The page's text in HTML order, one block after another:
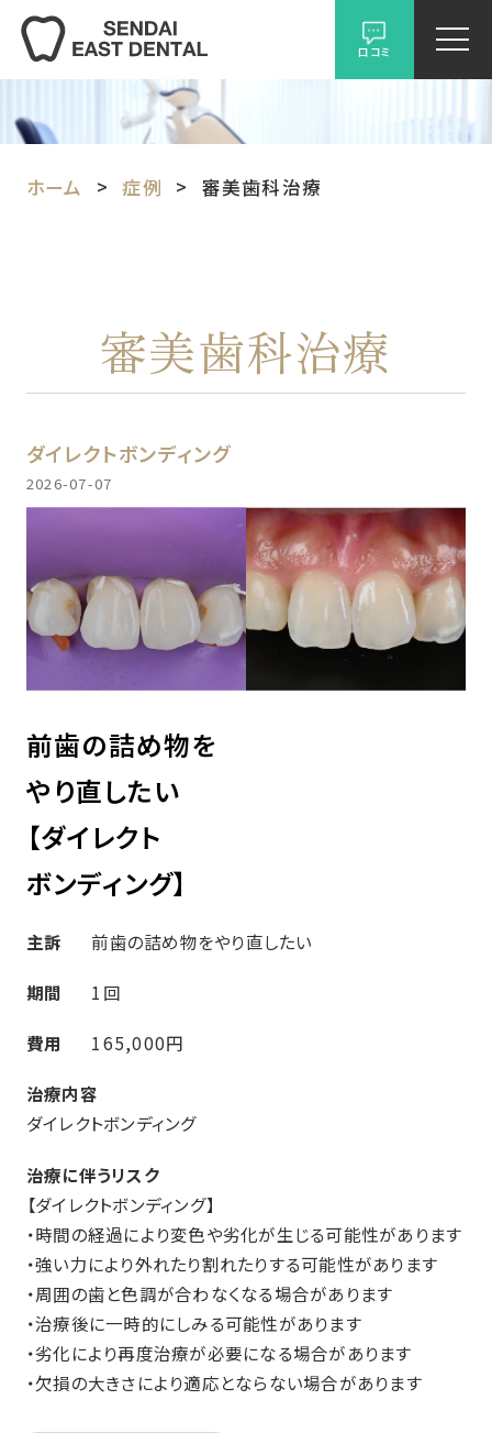
口コミ
ホーム 症例 審美歯科治療
審美歯科治療
ダイレクトボンディング
2026-07-07
前歯の詰め物を
やり直したい
【ダイレクト
ボンディング】
主訴 前歯の詰め物をやり直したい
期間 1回
費用 165,000円
治療内容
ダイレクトボンディング
治療に伴うリスク
【ダイレクトボンディング】
・時間の経過により変色や劣化が生じる可能性があります
・強い力により外れたり割れたりする可能性があります
・周囲の歯と色調が合わなくなる場合があります
・治療後に一時的にしみる可能性があります
・劣化により再度治療が必要になる場合があります
・欠損の大きさにより適応とならない場合があります